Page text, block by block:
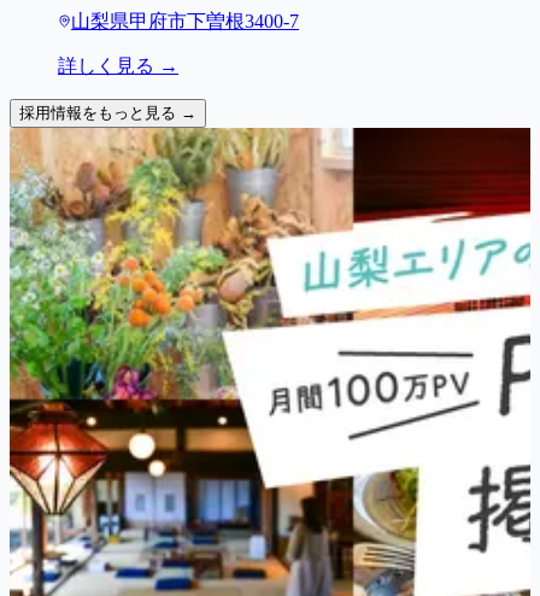
山梨県甲府市下曽根3400-7
詳しく見る →
採用情報をもっと見る →